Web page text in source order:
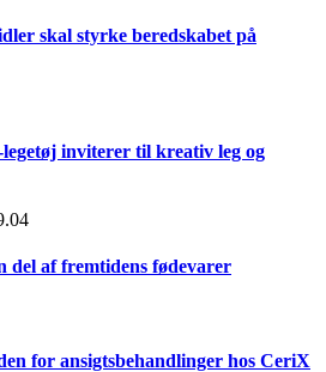
skal styrke beredskabet på
inviterer til kreativ leg og
del af fremtidens fødevarer
for ansigtsbehandlinger hos CeriX